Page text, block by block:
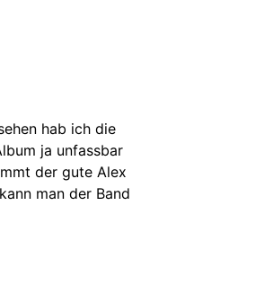
hab ich die
ja unfassbar
der gute Alex
man der Band